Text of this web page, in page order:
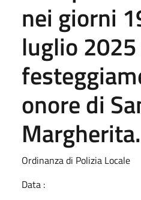
nei giorni
luglio
onore di
Margherita.
Ordinanza di Polizia Locale
Data :